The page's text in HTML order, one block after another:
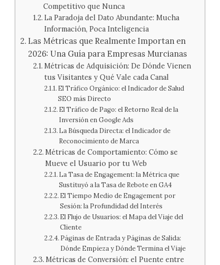
Competitivo que Nunca
La Paradoja del Dato Abundante: Mucha
Información, Poca Inteligencia
Las Métricas que Realmente Importan en
2026: Una Guía para Empresas Murcianas
Métricas de Adquisición: De Dónde Vienen
tus Visitantes y Qué Vale cada Canal
El Tráfico Orgánico: el Indicador de Salud
SEO más Directo
El Tráfico de Pago: el Retorno Real de la
Inversión en Google Ads
La Búsqueda Directa: el Indicador de
Reconocimiento de Marca
Métricas de Comportamiento: Cómo se
Mueve el Usuario por tu Web
La Tasa de Engagement: la Métrica que
Sustituyó a la Tasa de Rebote en GA4
El Tiempo Medio de Engagement por
Sesión: la Profundidad del Interés
El Flujo de Usuarios: el Mapa del Viaje del
Cliente
Páginas de Entrada y Páginas de Salida:
Dónde Empieza y Dónde Termina el Viaje
Métricas de Conversión: el Puente entre